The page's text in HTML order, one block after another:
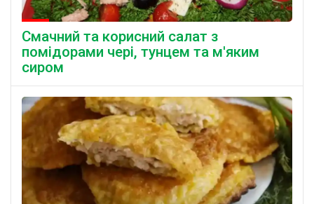
Смачний та корисний салат з
помідорами чері, тунцем та м'яким
сиром